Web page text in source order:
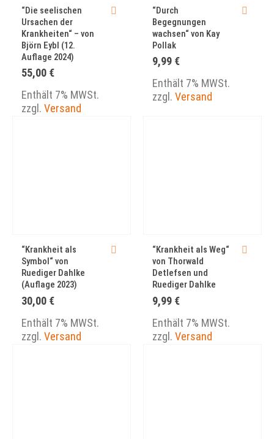
“Die seelischen
Ursachen der
Krankheiten“ – von
Björn Eybl (12.
Auflage 2024)
55,00 €
Enthält 7% MWSt.
zzgl. Versand
“Durch
Begegnungen
wachsen“ von Kay
Pollak
9,99 €
Enthält 7% MWSt.
zzgl. Versand
“Krankheit als
Symbol“ von
Ruediger Dahlke
(Auflage 2023)
30,00 €
Enthält 7% MWSt.
zzgl. Versand
“Krankheit als Weg“
von Thorwald
Detlefsen und
Ruediger Dahlke
9,99 €
Enthält 7% MWSt.
zzgl. Versand